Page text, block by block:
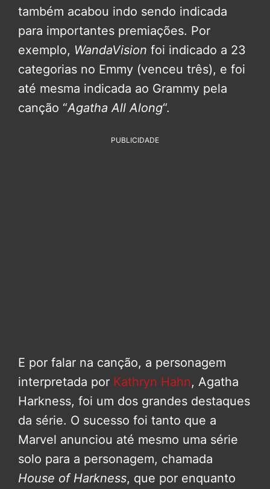
também acabou indo sendo indicada
para importantes premiações. Por
exemplo, WandaVision foi indicado a 23
categorias no Emmy (venceu três), e foi
até mesma indicada ao Grammy pela
canção “Agatha All Along“.
PUBLICIDADE
E por falar na canção, a personagem
interpretada por Kathryn Hahn, Agatha
Harkness, foi um dos grandes destaques
da série. O sucesso foi tanto que a
Marvel anunciou até mesmo uma série
solo para a personagem, chamada
House of Harkness, que por enquanto